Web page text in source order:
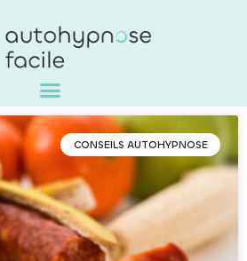
CONSEILS AUTOHYPNOSE